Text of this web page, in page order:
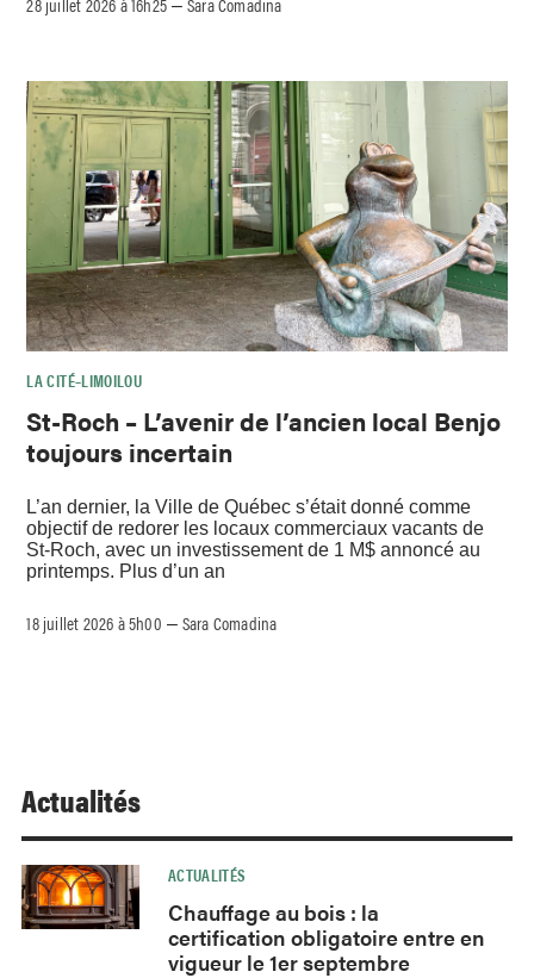
–
LA CITÉ–LIMOILOU
St-Roch – L’avenir de l’ancien local Benjo
toujours incertain
L’an dernier, la Ville de Québec s’était donné comme
objectif de redorer les locaux commerciaux vacants de
St-Roch, avec un investissement de 1 M$ annoncé au
printemps. Plus d’un an
18 juillet 2026 à 5h00 – Sara Comadina
Actualités
ACTUALITÉS
Chauffage au bois : la
certification obligatoire entre en
vigueur le 1er septembre